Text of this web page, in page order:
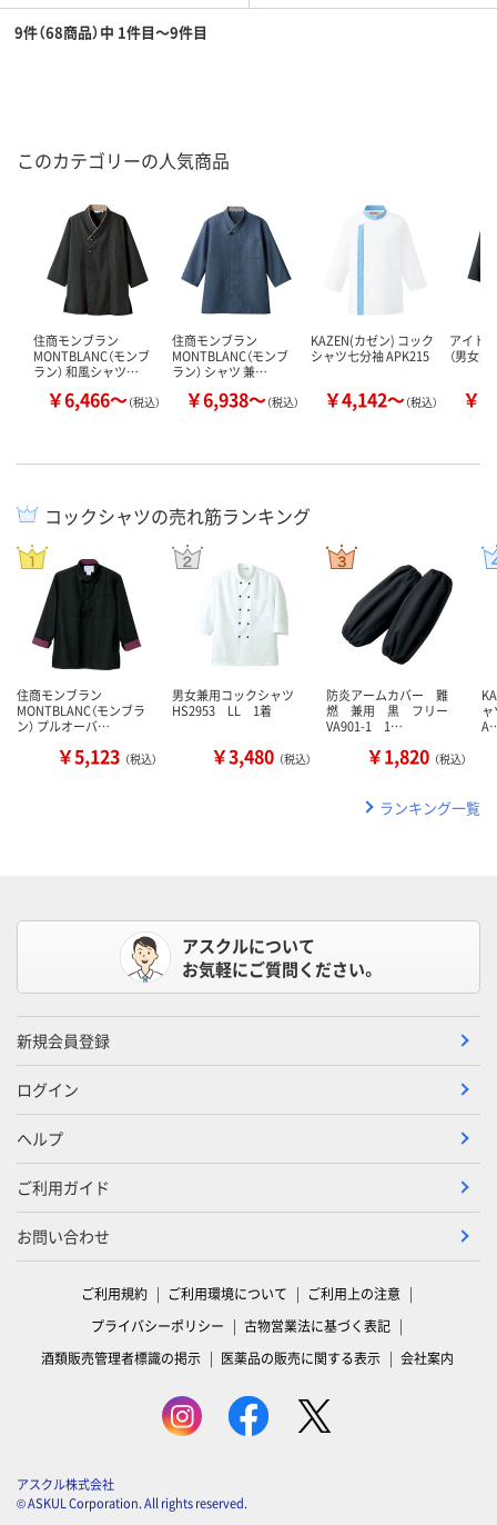
9件（68商品）中 1件目～9件目
このカテゴリーの人気商品
住商モンブラン
MONTBLANC（モンブ
ラン） 和風シャツ…
￥6,466～（税込）
住商モンブラン
MONTBLANC（モンブ
ラン） シャツ 兼…
￥6,938～（税込）
KAZEN(カゼン) コック
シャツ七分袖 APK215
￥4,142～（税込）
アイト
（男女兼
￥
コックシャツの売れ筋ランキング
住商モンブラン
MONTBLANC（モンブラ
ン） プルオーバ…
￥5,123 （税込）
男女兼用コックシャツ
HS2953 LL 1着
￥3,480 （税込）
防炎アームカバー 難
燃 兼用 黒 フリー
VA901-1 1…
￥1,820 （税込）
ランキング一覧
アスクルについて
お気軽にご質問ください。
新規会員登録
ログイン
ヘルプ
ご利用ガイド
お問い合わせ
ご利用規約 ご利用環境について
ご利用上の注意
プライバシーポリシー
古物営業法に基づく表記
酒類販売管理者標識の掲示
医薬品の販売に関する表示 会社案内
アスクル株式会社
© ASKUL Corporation. All rights reserved.